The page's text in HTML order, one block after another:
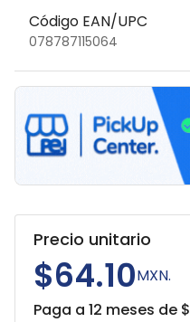
Código EAN/UPC
078787115064
Precio unitario
$64.10MXN.
Paga a 12 meses de $